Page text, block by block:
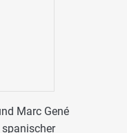
Marc Gené